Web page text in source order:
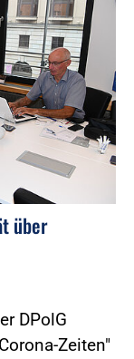
über
DPolG
Zeiten"